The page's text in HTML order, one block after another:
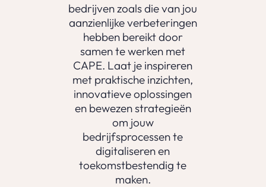
bedrijven zoals die van jou
aanzienlijke verbeteringen
hebben bereikt door
samen te werken met
CAPE. Laat je inspireren
met praktische inzichten,
innovatieve oplossingen
en bewezen strategieën
om jouw
bedrijfsprocessen te
digitaliseren en
toekomstbestendig te
maken.